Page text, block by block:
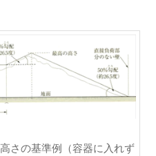
さの基準例（容器に入れず